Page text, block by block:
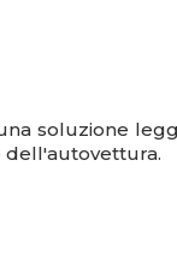
soluzione
dell'autovettura.